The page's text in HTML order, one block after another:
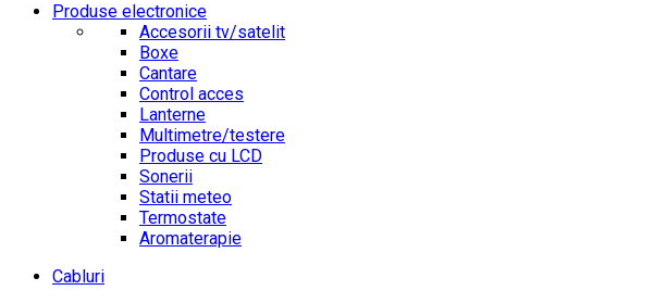
Produse electronice
Accesorii tv/satelit
Boxe
Cantare
Control acces
Lanterne
Multimetre/testere
Produse cu LCD
Sonerii
Statii meteo
Termostate
Aromaterapie
Cabluri